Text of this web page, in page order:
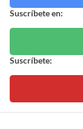
Suscríbete en:
Suscríbete: